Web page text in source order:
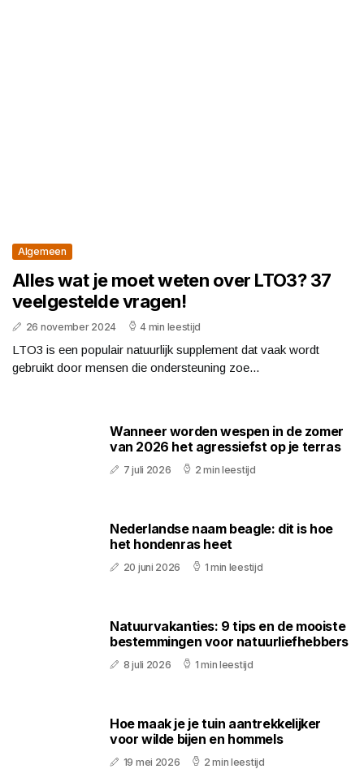
Algemeen
Alles wat je moet weten over LTO3? 37
veelgestelde vragen!
26 november 2024 4 min leestijd
LTO3 is een populair natuurlijk supplement dat vaak wordt
gebruikt door mensen die ondersteuning zoe...
Wanneer worden wespen in de zomer
van 2026 het agressiefst op je terras
7 juli 2026 2 min leestijd
Nederlandse naam beagle: dit is hoe
het hondenras heet
20 juni 2026 1 min leestijd
Natuurvakanties: 9 tips en de mooiste
bestemmingen voor natuurliefhebbers
8 juli 2026 1 min leestijd
Hoe maak je je tuin aantrekkelijker
voor wilde bijen en hommels
19 mei 2026 2 min leestijd